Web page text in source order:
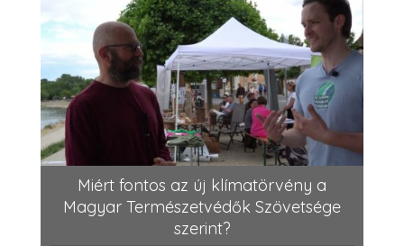
Miért fontos az új klímatörvény a
Magyar Természetvédők Szövetsége
szerint?